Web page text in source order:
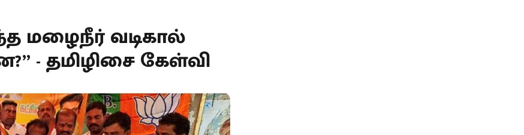
மழைநீர் வடிகால்
- தமிழிசை கேள்வி